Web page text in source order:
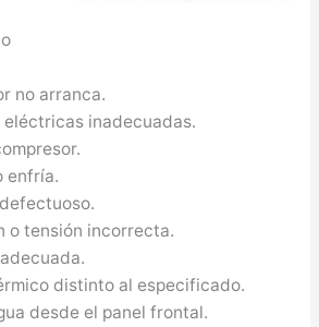
no arranca.
eléctricas inadecuadas.
enfría.
o tensión incorrecta.
distinto al especificado.
desde el panel frontal.